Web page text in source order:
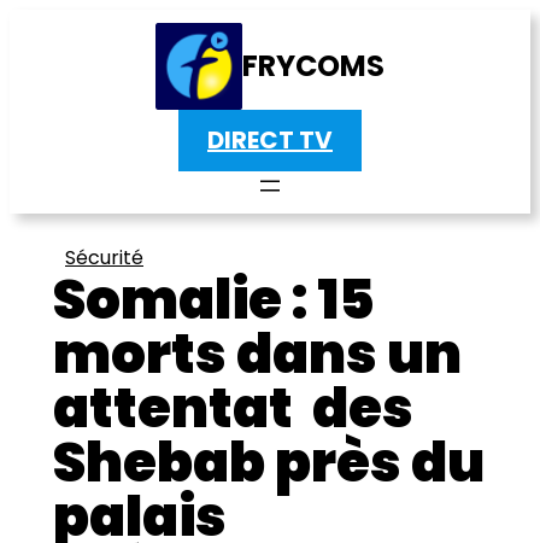
FRYCOMS
DIRECT TV
Sécurité
Somalie : 15
morts dans un
attentat des
Shebab près du
palais